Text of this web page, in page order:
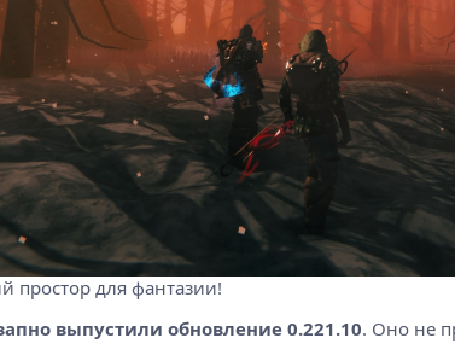
простор для фантазии!
выпустили обновление 0.221.10. Оно не